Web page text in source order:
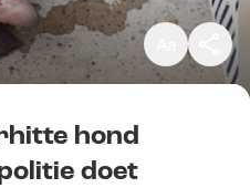
Kopieer link
hond
doet